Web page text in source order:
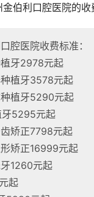
伯利口腔医院的收
腔医院收费标准：
牙2978元起
植牙3578元起
植牙5290元起
牙5295元起
矫正7798元起
矫正16999元起
1260元起
起